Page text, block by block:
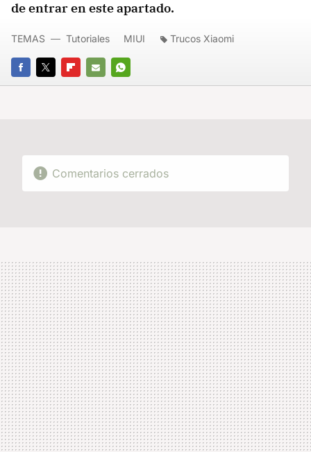
de entrar en este apartado.
FACEBOOK
TWITTERFLIPBOARD
E-
WHATSAPP
TEMAS Tutoriales MIUI Trucos Xiaomi
Comentarios cerrados